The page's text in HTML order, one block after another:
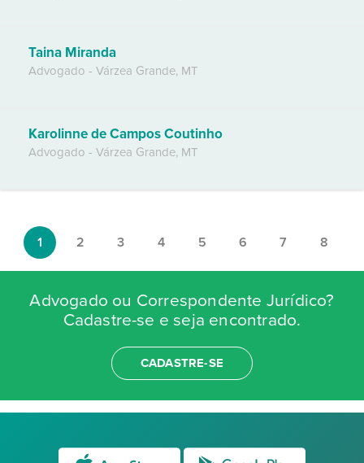
Taina Miranda
Advogado - Várzea Grande, MT
Karolinne de Campos Coutinho
Advogado - Várzea Grande, MT
1 2 3 4 5 6 7 8
Advogado ou Correspondente Jurídico?
Cadastre-se e seja encontrado.
CADASTRE-SE